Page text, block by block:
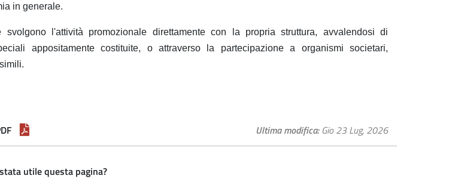
in generale.
svolgono l'attività promozionale direttamente con la propria struttura, avvalendosi di
appositamente costituite, o attraverso la partecipazione a organismi societari,
Ultima modifica Gio 23 Lug, 2026
utile questa pagina?